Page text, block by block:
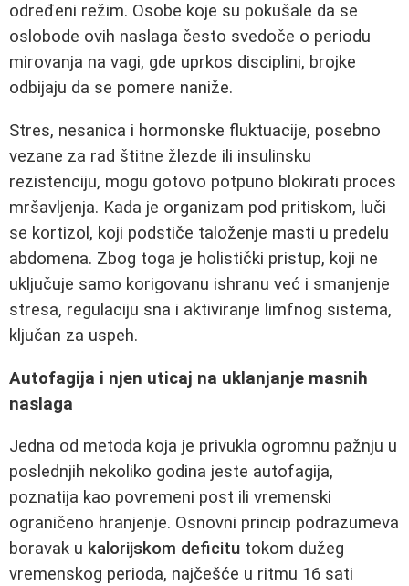
određeni režim. Osobe koje su pokušale da se
oslobode ovih naslaga često svedoče o periodu
mirovanja na vagi, gde uprkos disciplini, brojke
odbijaju da se pomere naniže.
Stres, nesanica i hormonske fluktuacije, posebno
vezane za rad štitne žlezde ili insulinsku
rezistenciju, mogu gotovo potpuno blokirati proces
mršavljenja. Kada je organizam pod pritiskom, luči
se kortizol, koji podstiče taloženje masti u predelu
abdomena. Zbog toga je holistički pristup, koji ne
uključuje samo korigovanu ishranu već i smanjenje
stresa, regulaciju sna i aktiviranje limfnog sistema,
ključan za uspeh.
Autofagija i njen uticaj na uklanjanje masnih
naslaga
Jedna od metoda koja je privukla ogromnu pažnju u
poslednjih nekoliko godina jeste autofagija,
poznatija kao povremeni post ili vremenski
ograničeno hranjenje. Osnovni princip podrazumeva
boravak u kalorijskom deficitu tokom dužeg
vremenskog perioda, najčešće u ritmu 16 sati